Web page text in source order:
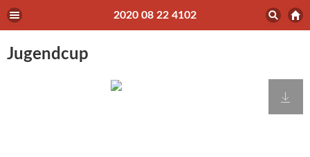
2020 08 22 4102
Jugendcup